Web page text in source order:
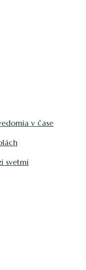
v čase
svetmi